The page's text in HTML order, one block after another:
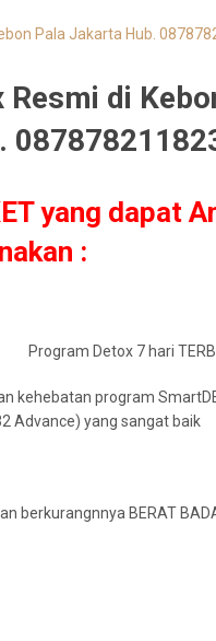
yang dapat
:
Program Detox 7 hari
kehebatan program
Advance) yang sangat baik
berkurangnnya BERAT